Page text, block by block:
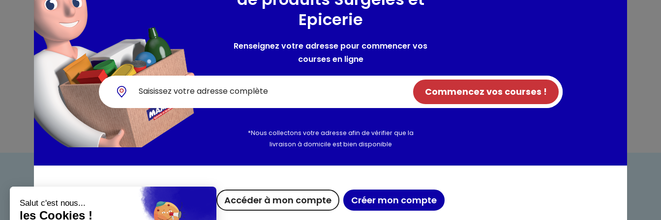
Informations complémentaires
Bienvenue chez Maximo
Nos engagements
Parrainage
Nous contacter
Epicerie
Renseignez votre adresse pour commencer vos
courses en ligne
Commencez vos courses !
*Nous collectons votre adresse afin de vérifier que la
livraison à domicile est bien disponible
Accéder à mon compte Créer mon compte